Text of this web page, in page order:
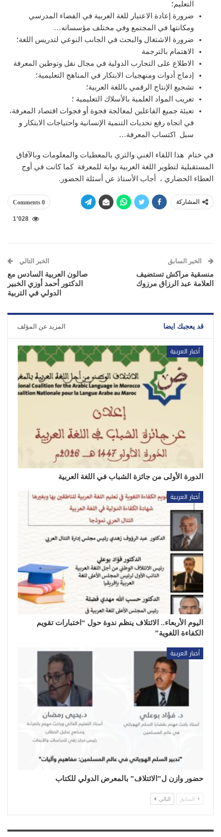
التعليم؛
ضرورة إعادة الاعتبار للغة العربية في الفضاء المدرسي
ومكانتها في المجتمع وفي مختلف مؤسساته…
ضرورة الاشتغال والبحث في الجانب النوعي لتدريس اللغة؛
الاهتمام بالترجمة
الاطلاع على التجارب الدولية في مجال نقل وتوطين المعرفة
إدماج أدوات ومنهجيات الابتكار في المناهج التعليمية؛
تشجيع الإنتاج الرقمي باللغة العربية؛
تعريب المواد العلمية بالأسلاك التعليمية ؛
تعبئة جميع الفاعلين لمعالجة فجوة أو فجوات اقتصاد المعرفة،
في اتجاه رفع تحديات التنمية الإنسانية واحتياجات الابتكار و
سبل اكتساب المعرفة…
في ختام هذا اللقاء الغني والثري بالمعطيات والمعلومات وبالآفاق
المستقبلية لتطوير اللغة العربية بوابة للمعرفة كما كانت في أوج
العطاء الحضاري ، أجاب الأستاذ عن أسئلة الحضور.
المشاركة 0 Comments
1٬028
الخبر السابق
منسقية مراكش تستضيف
العلامة عبد الرزاق مرزوك
الخبر التالي
صالون العربية السادس مع
الدكتور أحمد أوزي الخبير
الدولي في التربية
قد يعجبك ايضا المزيد عن المؤلف
أخبار العربية
الدورة الأولى من جائزة الشباب في اللغة العربية
أخبار العربية
اليوم الأربعاء.. الائتلاف ينظم ندوة حول “اختبارات تقويم
الكفاءة اللغوية”
أخبار العربية
حضور وازن ل”الائتلاف” بالمعرض الدولي للكتاب
السابق التالي